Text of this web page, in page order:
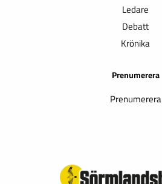
Ledare
Debatt
Krönika
Prenumerera
Prenumerera